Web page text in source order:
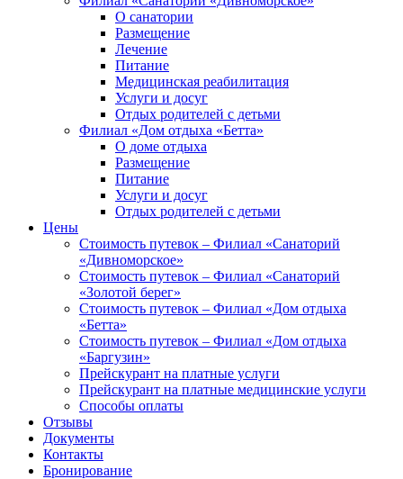
О санатории
Размещение
Лечение
Питание
Медицинская реабилитация
Услуги и досуг
Отдых родителей с детьми
Филиал «Дом отдыха «Бетта»
О доме отдыха
Размещение
Питание
Услуги и досуг
Отдых родителей с детьми
Цены
Стоимость путевок – Филиал «Санаторий
«Дивноморское»
Стоимость путевок – Филиал «Санаторий
«Золотой берег»
Стоимость путевок – Филиал «Дом отдыха
«Бетта»
Стоимость путевок – Филиал «Дом отдыха
«Баргузин»
Прейскурант на платные услуги
Прейскурант на платные медицинские услуги
Способы оплаты
Отзывы
Документы
Контакты
Бронирование